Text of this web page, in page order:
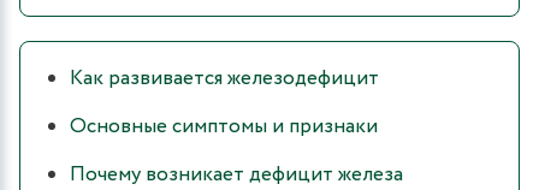
Как развивается железодефицит
Основные симптомы и признаки
Почему возникает дефицит железа